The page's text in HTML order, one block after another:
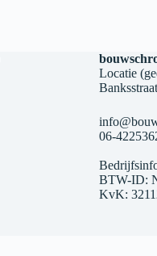
Locatie
06-
BTW-ID:
KvK: